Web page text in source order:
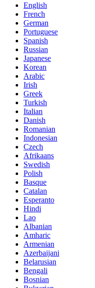
English
French
German
Portuguese
Spanish
Russian
Japanese
Korean
Arabic
Irish
Greek
Turkish
Italian
Danish
Romanian
Indonesian
Czech
Afrikaans
Swedish
Polish
Basque
Catalan
Esperanto
Hindi
Lao
Albanian
Amharic
Armenian
Azerbaijani
Belarusian
Bengali
Bosnian